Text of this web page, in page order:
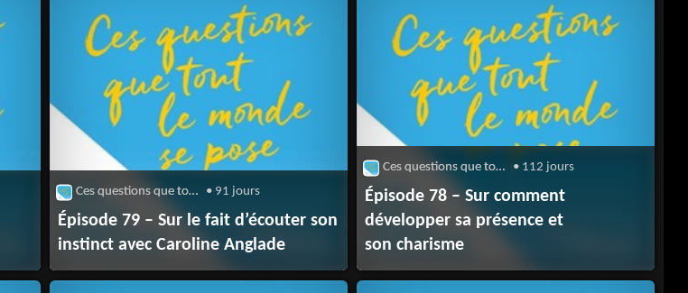
Ces questions que tout le monde se pose • 91 jours
Épisode 79 – Sur le fait d’écouter son
instinct avec Caroline Anglade
Ces questions que tout le monde se pose • 112 jours
Épisode 78 – Sur comment
développer sa présence et
son charisme